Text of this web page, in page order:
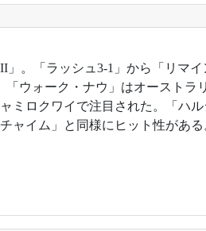
」。「ラッシュ3-1」から「リマ
「ウォーク・ナウ」はオーストラ
ミロクワイで注目された。「ハ
ャイム」と同様にヒット性がある